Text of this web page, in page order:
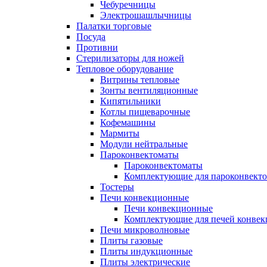
Чебуречницы
Электрошашлычницы
Палатки торговые
Посуда
Противни
Стерилизаторы для ножей
Тепловое оборудование
Витрины тепловые
Зонты вентиляционные
Кипятильники
Котлы пищеварочные
Кофемашины
Мармиты
Модули нейтральные
Пароконвектоматы
Пароконвектоматы
Комплектующие для
Тостеры
Печи конвекционные
Печи конвекционные
Комплектующие для печей
Печи микроволновые
Плиты газовые
Плиты индукционные
Плиты электрические